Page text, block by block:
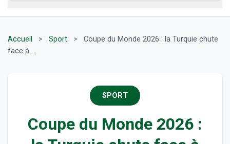
Accueil > Sport >
Coupe du Monde 2026 : la Turquie chute
face à...
SPORT
Coupe du Monde 2026 :